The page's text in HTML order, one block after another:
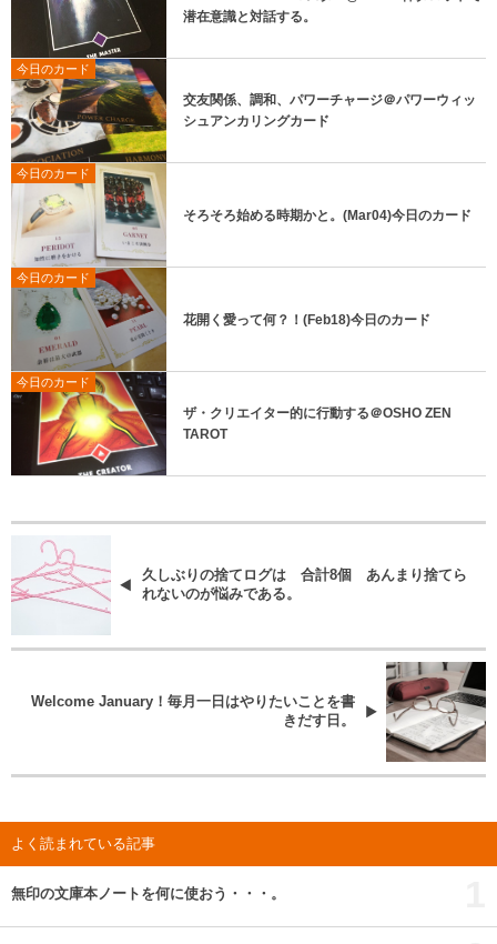
潜在意識と対話する。
今日のカード
交友関係、調和、パワーチャージ＠パワーウィッ
シュアンカリングカード
今日のカード
そろそろ始める時期かと。(Mar04)今日のカード
今日のカード
花開く愛って何？！(Feb18)今日のカード
今日のカード
ザ・クリエイター的に行動する＠OSHO ZEN
TAROT
久しぶりの捨てログは 合計8個 あんまり捨てら
れないのが悩みである。
Welcome January！毎月一日はやりたいことを書
きだす日。
よく読まれている記事
無印の文庫本ノートを何に使おう・・・。